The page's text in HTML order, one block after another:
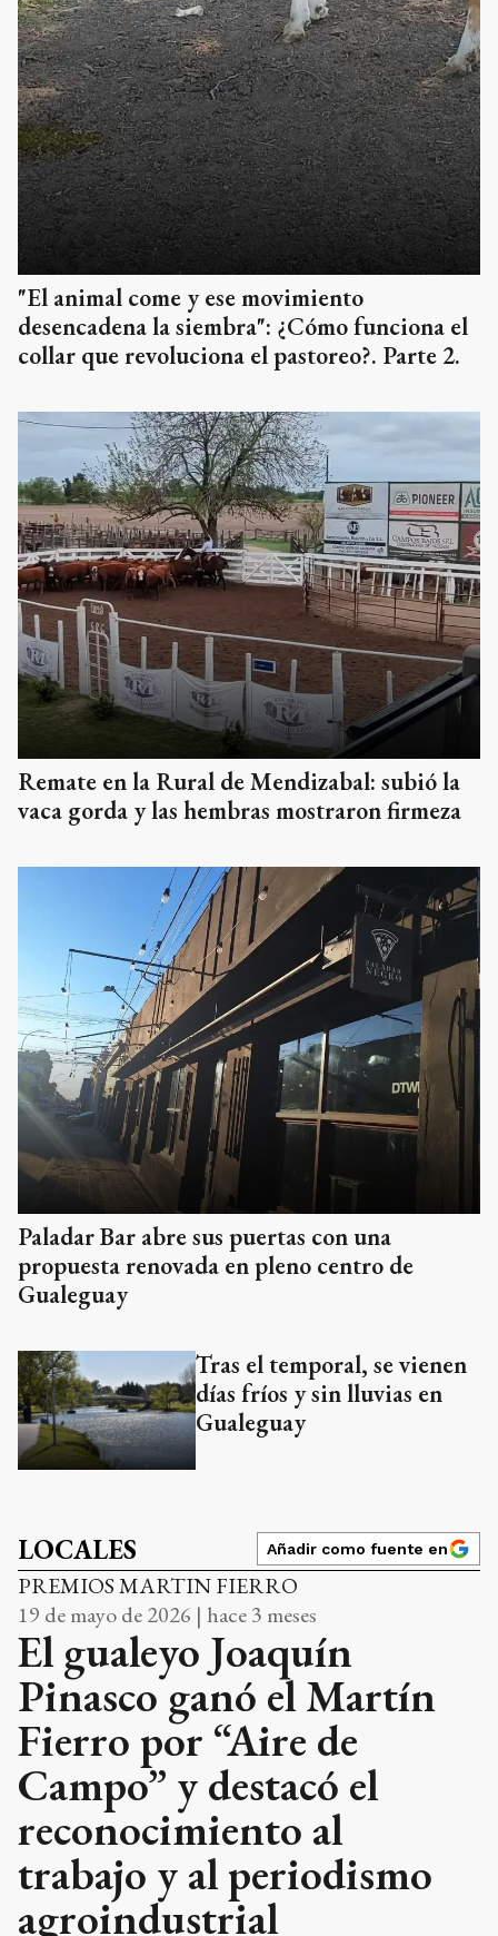
"El animal come y ese movimiento
desencadena la siembra": ¿Cómo funciona el
collar que revoluciona el pastoreo?. Parte 2.
Remate en la Rural de Mendizabal: subió la
vaca gorda y las hembras mostraron firmeza
Paladar Bar abre sus puertas con una
propuesta renovada en pleno centro de
Gualeguay
Tras el temporal, se vienen
días fríos y sin lluvias en
Gualeguay
LOCALES Añadir como fuente en
PREMIOS MARTIN FIERRO
19 de mayo de 2026 | hace 3 meses
El gualeyo Joaquín
Pinasco ganó el Martín
Fierro por “Aire de
Campo” y destacó el
reconocimiento al
trabajo y al periodismo
agroindustrial